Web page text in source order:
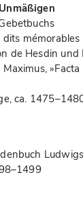
mémorables
de Hesdin und
ca.